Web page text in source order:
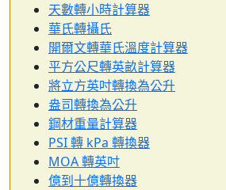
天數轉小時計算器
華氏轉攝氏
開爾文轉華氏溫度計算器
平方公尺轉英畝計算器
將立方英吋轉換為公升
盎司轉換為公升
鋼材重量計算器
PSI 轉 kPa 轉換器
MOA 轉英吋
億到十億轉換器